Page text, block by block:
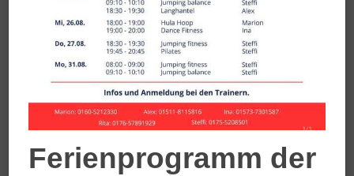
03.08.2026
Erstes Sponsoring für die
Leichtathletik
Mit der finanziellen Unterstützung von
Vanessa Hoyers Physio plus Wessels
freuen sich insgesamt 18 Athletinnen
Ferienprogramm der